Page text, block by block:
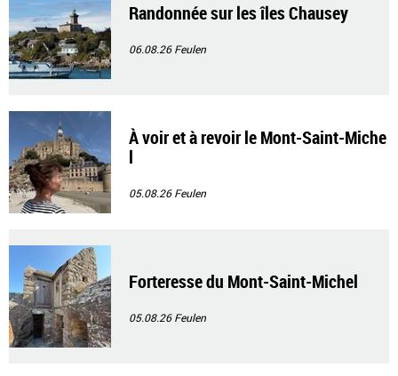
Randonnée sur les îles Chausey
06.08.26Feulen
À voir et à revoir le Mont-Saint-Miche
l
05.08.26Feulen
Forteresse du Mont-Saint-Michel
05.08.26Feulen